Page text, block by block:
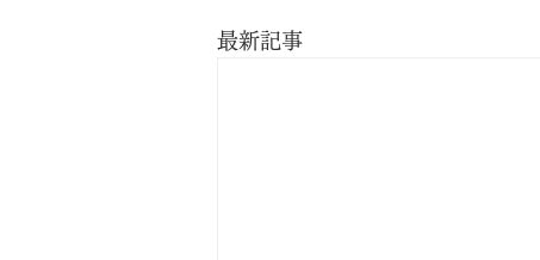
最新記事